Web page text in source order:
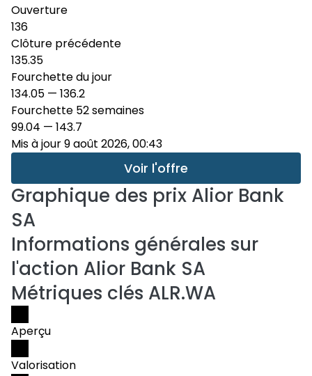
Ouverture
136
Clôture précédente
135.35
Fourchette du jour
134.05 — 136.2
Fourchette 52 semaines
99.04 — 143.7
Mis à jour 9 août 2026, 00:43
Voir l'offre
Graphique des prix Alior Bank
SA
Informations générales sur
l'action Alior Bank SA
Métriques clés ALR.WA
Aperçu
Valorisation